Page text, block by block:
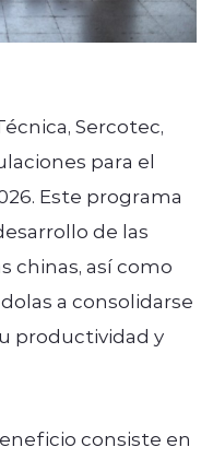
Sercotec,
para el
Este programa
de las
chinas, así como
a consolidarse
productividad y
consiste en